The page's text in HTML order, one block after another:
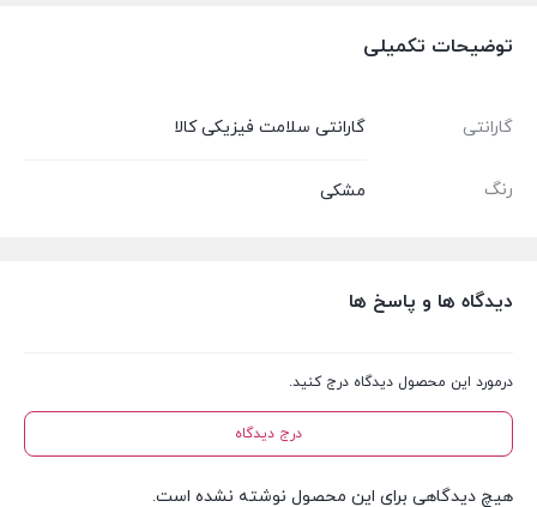
توضیحات تکمیلی
گارانتی گارانتی سلامت فیزیکی کالا
رنگ مشکی
دیدگاه ها و پاسخ ها
درمورد این محصول دیدگاه درج کنید.
درج دیدگاه
هیچ دیدگاهی برای این محصول نوشته نشده است.